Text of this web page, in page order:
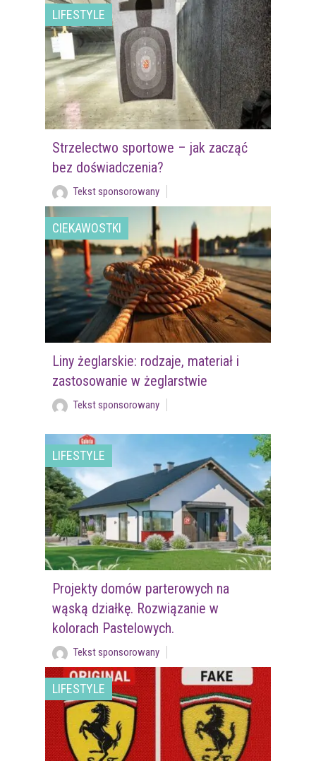
LIFESTYLE
Strzelectwo sportowe – jak zacząć
bez doświadczenia?
Tekst sponsorowany
CIEKAWOSTKI
Liny żeglarskie: rodzaje, materiał i
zastosowanie w żeglarstwie
Tekst sponsorowany
LIFESTYLE
Projekty domów parterowych na
wąską działkę. Rozwiązanie w
kolorach Pastelowych.
Tekst sponsorowany
LIFESTYLE